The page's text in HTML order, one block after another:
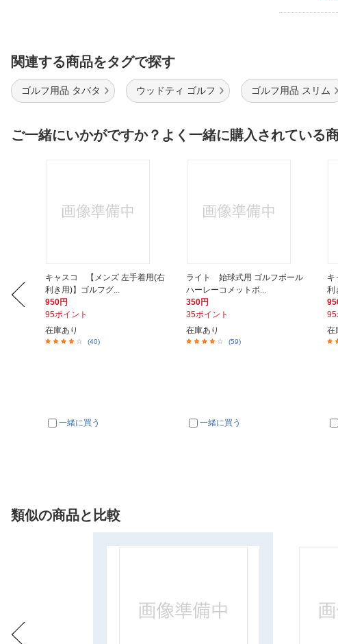
関連する商品をタグで探す
ゴルフ用品 タバタ ウッドティ ゴルフ ゴルフ用品 スリム
ご一緒にいかがですか？よく一緒に購入されている
キャスコ 【メンズ 左手着用(右
利き用)】ゴルフグ...
950円
95ポイント
在庫あり
(40)
一緒に買う
ライト 始球式用 ゴルフボール
ハーレーコメットボ...
350円
35ポイント
在庫あり
(59)
一緒に買う
キ
利
95
在
類似の商品と比較